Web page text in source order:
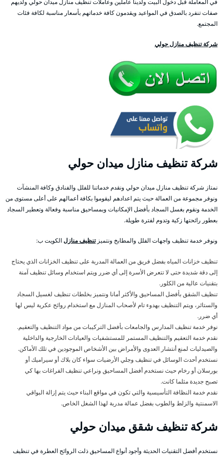
في المعاملة قبل دخول البيت ولدينا عاملين وعاملات تنظيف منازل ميدان حولي ولديهم
صفات تنفرد بالصدق في المواعيد ويقدمون كافة خدماتهم بأسعار مناسبة لكافة فئات
المجتمع.
شركة تنظيف منازل حولي
شركة تنظيف منازل ميدان حولي
نمتاز شركة تنظيف منازل ميدان حولي ونقدم خدماتنا للفلل والفنادق وكافة المنشآت
ونوفر مجموعة من العمالة حيث يتم اعدادهم ليقوموا بكافة أعمالهم على أعلى مستوى من
الخدمة ونقوم بغسل السجاد بأفضل الإمكانيات وبمساحيق مناسبة وفعالة وتعطير السجاد
بعطور رائحتها زكية وتدوم لفترة طويلة.
ونوفر خدمة تنظيف واجهات الفلل والمطابخ ونتميزتنظيف منازلالكويت ب:
تنظيف خزانات المياه بفضل فريق من العمالة المدربة على تنظيف الخزانات الذي يحتاج
إلى دقة شديدة حتى لا تتعرض الأسرة إلى أي ضرر ويتم استخدام وسائل تنظيف آمنة
بتقنيات عالية من الكلور.
تنظيف الشقق بأفضل المساحيق والأكثر أمانا ونتميز بخلطات تنظيف لغسيل السجاد
والستائر، ويتم التنظيف بهدوء تام لأصحاب المنازل مع استخدام روائح عكرية ليس لها
أي ضرر.
نوفر خدمة تنظيف المدارس والجامعات بأفضل التركيبات من مواد التنظيف والتعقيم.
نقدم خدمة التعقيم والتنظيف المستمر للمستشفيات والعيادات الخارجية والداخلية
والصيدليات لمنع أنتشار العدوى والأمراض بين الأشخاص الموجودين في تلك الأماكن.
نستخدم أحدث الوسائل في تنظيف وجلي الأرضيات سواء كان بلاك أو سيراميك أو
بورسلان أو رخام حيث نستخدم أفضل المساحيق ونراعي تنظيف الفراغات بها كي
تصبح جديدة مثلما كانت.
نقدم خدمة النظافة التأسيسية والتي تكون في مواقع البناء حيث يتم إزالة البواقي
الاسمنتية والزلط والطوب بفضل عمالة مدربة لهذا الشغل الخاص.
شركة تنظيف شقق ميدان حولي
نستخدم أفضل التقنيات الحديثة وأجود أنواع المساحيق ذلت الروائح العطرة في تنظيف